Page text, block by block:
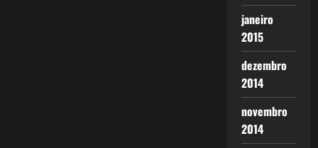
janeiro
2015
dezembro
2014
novembro
2014